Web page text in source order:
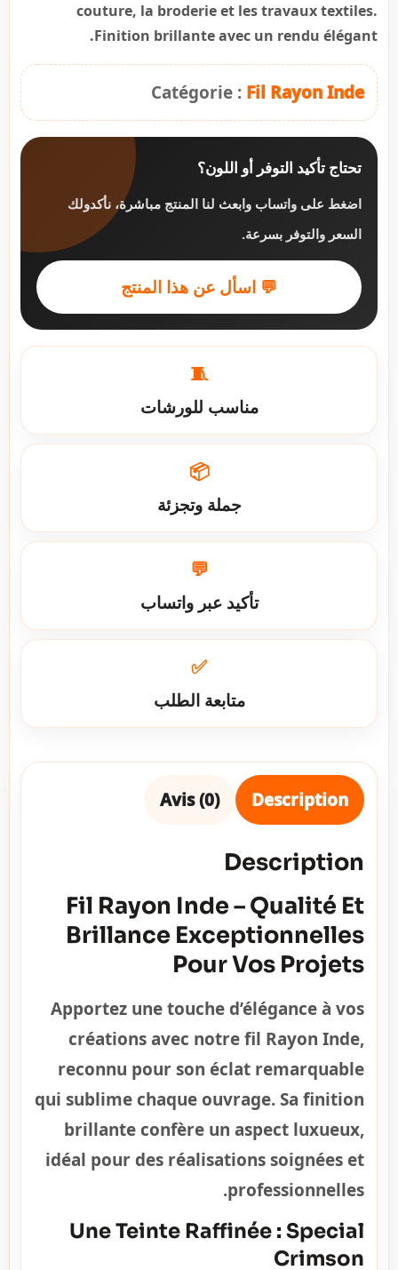
couture, la broderie et les travaux textiles.
Finition brillante avec un rendu élégant.
Catégorie : Fil Rayon Inde
تحتاج تأكيد التوفر أو اللون؟
اضغط على واتساب وابعث لنا المنتج مباشرة، نأكدولك
السعر والتوفر بسرعة.
💬 اسأل عن هذا المنتج
🧵
مناسب للورشات
📦
جملة وتجزئة
💬
تأكيد عبر واتساب
✅
متابعة الطلب
Description
Avis (0)
Description
Fil Rayon Inde – Qualité Et
Brillance Exceptionnelles
Pour Vos Projets
Apportez une touche d’élégance à vos
créations avec notre fil Rayon Inde,
reconnu pour son éclat remarquable
qui sublime chaque ouvrage. Sa finition
brillante confère un aspect luxueux,
idéal pour des réalisations soignées et
professionnelles.
Une Teinte Raffinée : Special
Crimson